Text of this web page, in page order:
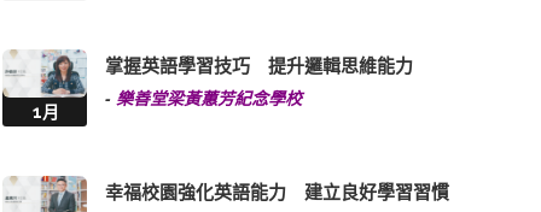
1月
掌握英語學習技巧 提升邏輯思維能力
- 樂善堂梁黃蕙芳紀念學校
幸福校園強化英語能力 建立良好學習習慣